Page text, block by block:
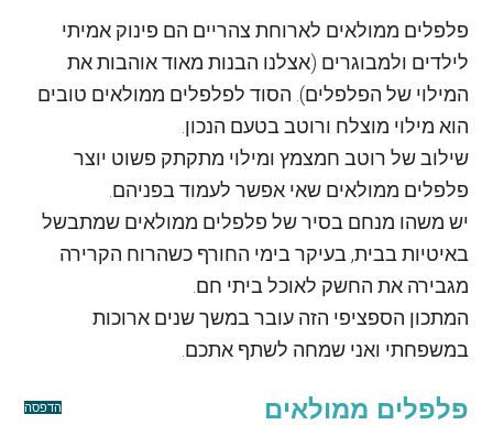
פלפלים ממולאים לארוחת צהריים הם פינוק אמיתי
לילדים ולמבוגרים (אצלנו הבנות מאוד אוהבות את
המילוי של הפלפלים). הסוד לפלפלים ממולאים טובים
הוא מילוי מוצלח ורוטב בטעם הנכון.
שילוב של רוטב חמצמץ ומילוי מתקתק פשוט יוצר
פלפלים ממולאים שאי אפשר לעמוד בפניהם.
יש משהו מנחם בסיר של פלפלים ממולאים שמתבשל
באיטיות בבית, בעיקר בימי החורף כשהרוח הקרירה
מגבירה את החשק לאוכל ביתי חם.
המתכון הספציפי הזה עובר במשך שנים ארוכות
במשפחתי ואני שמחה לשתף אתכם.
הדפסה פלפלים ממולאים